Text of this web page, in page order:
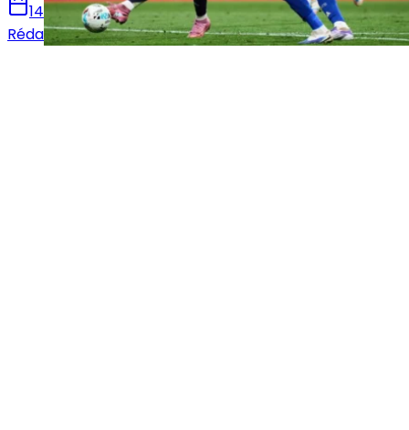
14 mai 2026
Rédaction Le Journal du Real